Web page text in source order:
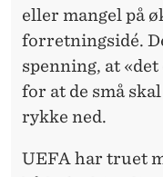
eller mangel på
forretningsidé.
spenning, at
for at de små
rykke ned.
UEFA har truet